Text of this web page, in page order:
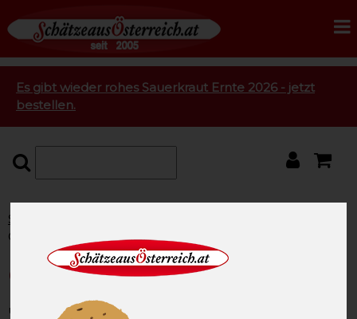
Es gibt wieder rohes Sauerkraut Ernte 2026 - jetzt
bestellen.
Startseite
Chicken Wings ca.1,0 kg
Chicken Wings ca.1,0 kg
unsere Artikel-Nummer: SAO2295